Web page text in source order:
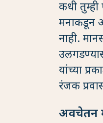
कधी
मनाकडून
नाही.
यांच्या
रंजक
अवचेतन